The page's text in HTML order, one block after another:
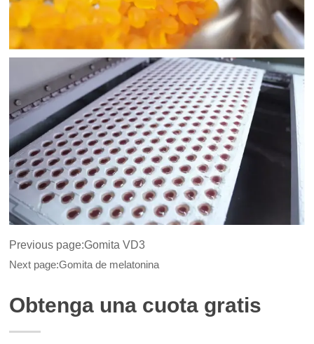
Previous page:Gomita VD3
Next page:Gomita de melatonina
Obtenga una cuota gratis